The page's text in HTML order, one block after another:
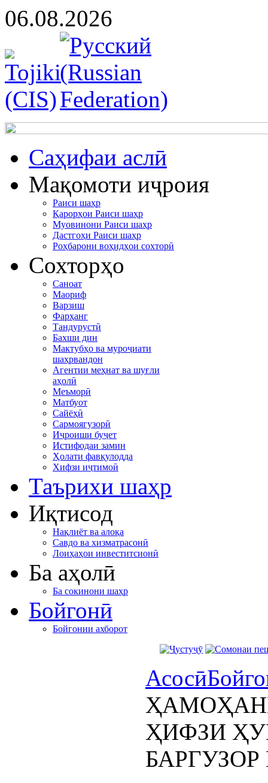
06.08.2026
Cаҳифаи аслӣ
Мақомоти иҷроия
Раиси шаҳр
Қарорҳои Раиси шаҳр
Муовинони Раиси шаҳр
Дастгоҳи Раиси шаҳр
Роҳбарони воҳидҳои сохторӣ
Сохторҳо
Саноат
Маориф
Варзиш
Фарҳанг
Тандурустӣ
Бахши дин
Мактубҳо ва муроҷиати
шаҳрвандон
Агентии меҳнат ва шуғли
аҳолӣ
Меъморӣ
Матбуот
Сайёҳӣ
Сармоягузорӣ
Иҷроиши буҷет
Истифодаи замин
Ҳолати фавқулодда
Хифзи иҷтимоӣ
Таърихи шаҳр
Иқтисод
Нақлиёт ва алоқа
Савдо ва хизматрасонӣ
Лоиҳаҳои инвеститсионӣ
Ба аҳолӣ
Ба сокинони шаҳр
Бойгонӣ
Бойгонии ахборот
Асосӣ
ҲИФЗИ
БАРГУЗОР